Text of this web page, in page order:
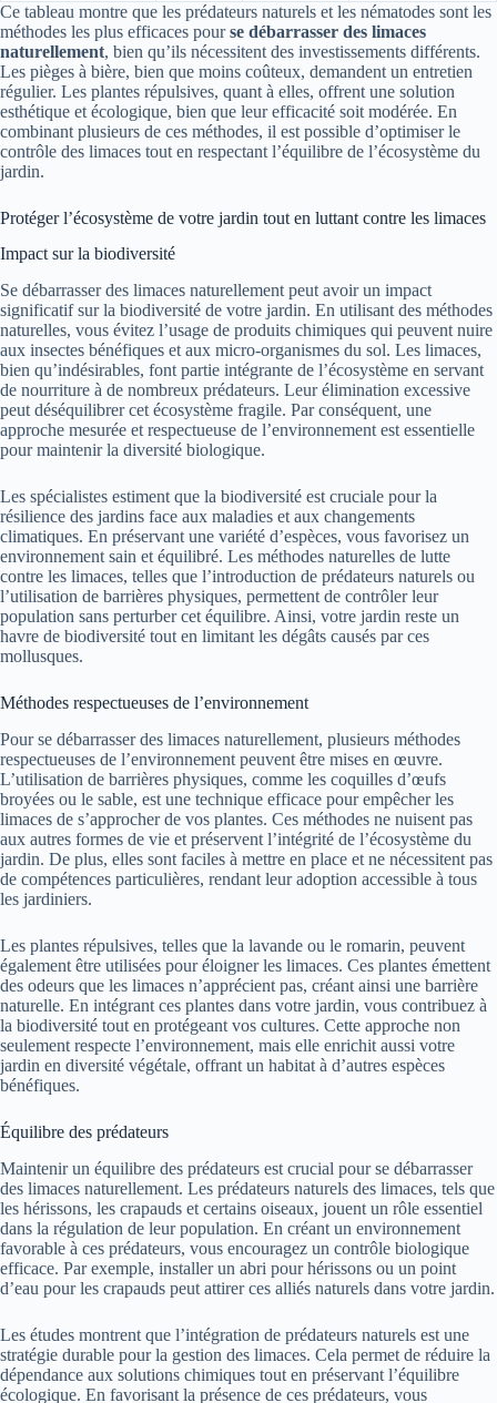
Ce tableau montre que les prédateurs naturels et les nématodes sont les
méthodes les plus efficaces pourse débarrasser des limaces
naturellement, bien qu’ils nécessitent des investissements différents.
Les pièges à bière, bien que moins coûteux, demandent un entretien
régulier. Les plantes répulsives, quant à elles, offrent une solution
esthétique et écologique, bien que leur efficacité soit modérée. En
combinant plusieurs de ces méthodes, il est possible d’optimiser le
contrôle des limaces tout en respectant l’équilibre de l’écosystème du
jardin.
Protéger l’écosystème de votre jardin tout en luttant contre les limaces
Impact sur la biodiversité
Se débarrasser des limaces naturellement peut avoir un impact
significatif sur la biodiversité de votre jardin. En utilisant des méthodes
naturelles, vous évitez l’usage de produits chimiques qui peuvent nuire
aux insectes bénéfiques et aux micro-organismes du sol. Les limaces,
bien qu’indésirables, font partie intégrante de l’écosystème en servant
de nourriture à de nombreux prédateurs. Leur élimination excessive
peut déséquilibrer cet écosystème fragile. Par conséquent, une
approche mesurée et respectueuse de l’environnement est essentielle
pour maintenir la diversité biologique.
Les spécialistes estiment que la biodiversité est cruciale pour la
résilience des jardins face aux maladies et aux changements
climatiques. En préservant une variété d’espèces, vous favorisez un
environnement sain et équilibré. Les méthodes naturelles de lutte
contre les limaces, telles que l’introduction de prédateurs naturels ou
l’utilisation de barrières physiques, permettent de contrôler leur
population sans perturber cet équilibre. Ainsi, votre jardin reste un
havre de biodiversité tout en limitant les dégâts causés par ces
mollusques.
Méthodes respectueuses de l’environnement
Pour se débarrasser des limaces naturellement, plusieurs méthodes
respectueuses de l’environnement peuvent être mises en œuvre.
L’utilisation de barrières physiques, comme les coquilles d’œufs
broyées ou le sable, est une technique efficace pour empêcher les
limaces de s’approcher de vos plantes. Ces méthodes ne nuisent pas
aux autres formes de vie et préservent l’intégrité de l’écosystème du
jardin. De plus, elles sont faciles à mettre en place et ne nécessitent pas
de compétences particulières, rendant leur adoption accessible à tous
les jardiniers.
Les plantes répulsives, telles que la lavande ou le romarin, peuvent
également être utilisées pour éloigner les limaces. Ces plantes émettent
des odeurs que les limaces n’apprécient pas, créant ainsi une barrière
naturelle. En intégrant ces plantes dans votre jardin, vous contribuez à
la biodiversité tout en protégeant vos cultures. Cette approche non
seulement respecte l’environnement, mais elle enrichit aussi votre
jardin en diversité végétale, offrant un habitat à d’autres espèces
bénéfiques.
Équilibre des prédateurs
Maintenir un équilibre des prédateurs est crucial pour se débarrasser
des limaces naturellement. Les prédateurs naturels des limaces, tels que
les hérissons, les crapauds et certains oiseaux, jouent un rôle essentiel
dans la régulation de leur population. En créant un environnement
favorable à ces prédateurs, vous encouragez un contrôle biologique
efficace. Par exemple, installer un abri pour hérissons ou un point
d’eau pour les crapauds peut attirer ces alliés naturels dans votre jardin.
Les études montrent que l’intégration de prédateurs naturels est une
stratégie durable pour la gestion des limaces. Cela permet de réduire la
dépendance aux solutions chimiques tout en préservant l’équilibre
écologique. En favorisant la présence de ces prédateurs, vous